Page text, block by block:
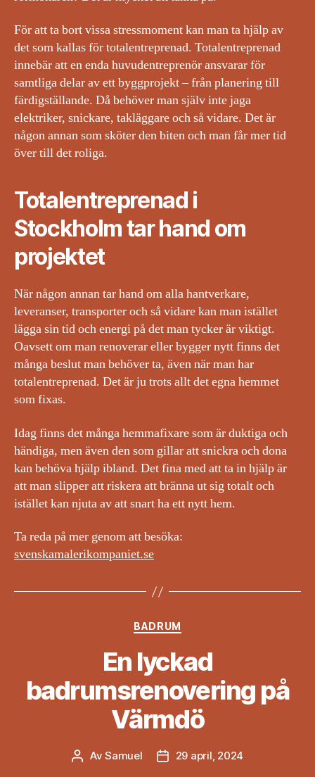
För att ta bort vissa stressmoment kan man ta hjälp av
det som kallas för totalentreprenad. Totalentreprenad
innebär att en enda huvudentreprenör ansvarar för
samtliga delar av ett byggprojekt – från planering till
färdigställande. Då behöver man själv inte jaga
elektriker, snickare, takläggare och så vidare. Det är
någon annan som sköter den biten och man får mer tid
över till det roliga.
Totalentreprenad i
Stockholm tar hand om
projektet
När någon annan tar hand om alla hantverkare,
leveranser, transporter och så vidare kan man istället
lägga sin tid och energi på det man tycker är viktigt.
Oavsett om man renoverar eller bygger nytt finns det
många beslut man behöver ta, även när man har
totalentreprenad. Det är ju trots allt det egna hemmet
som fixas.
Idag finns det många hemmafixare som är duktiga och
händiga, men även den som gillar att snickra och dona
kan behöva hjälp ibland. Det fina med att ta in hjälp är
att man slipper att riskera att bränna ut sig totalt och
istället kan njuta av att snart ha ett nytt hem.
Ta reda på mer genom att besöka:
svenskamalerikompaniet.se
Kategorier
BADRUM
En lyckad
badrumsrenovering på
Värmdö
Inläggsförfattare
AvSamuel Inläggsdatum
29 april, 2024